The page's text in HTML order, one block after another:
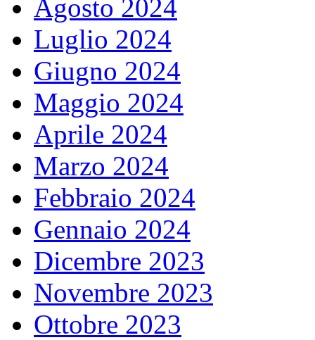
Agosto 2024
Luglio 2024
Giugno 2024
Maggio 2024
Aprile 2024
Marzo 2024
Febbraio 2024
Gennaio 2024
Dicembre 2023
Novembre 2023
Ottobre 2023